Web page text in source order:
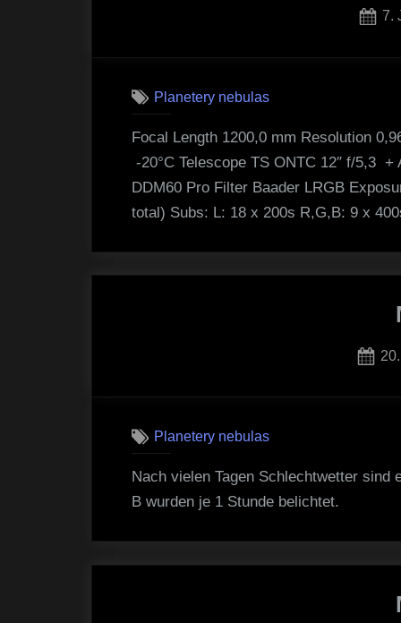
7.
Planetery nebulas
Focal Length 1200,0 mm Resolution
-20°C Telescope TS ONTC 12″ f/5,3
DDM60 Pro Filter Baader LRGB
total) Subs: L: 18 x 200s R,G,B: 9 x
Planetery nebulas
Nach vielen Tagen Schlechtwetter sind
B wurden je 1 Stunde belichtet.